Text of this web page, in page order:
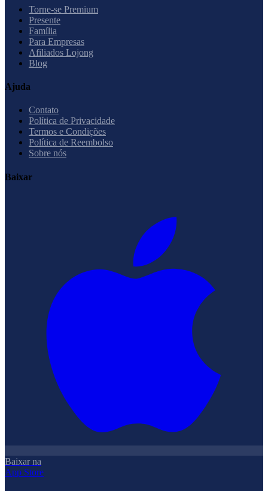
Torne-se Premium
Presente
Família
Para Empresas
Afiliados Lojong
Blog
Ajuda
Contato
Política de Privacidade
Termos e Condições
Política de Reembolso
Sobre nós
Baixar
Baixar na
App Store